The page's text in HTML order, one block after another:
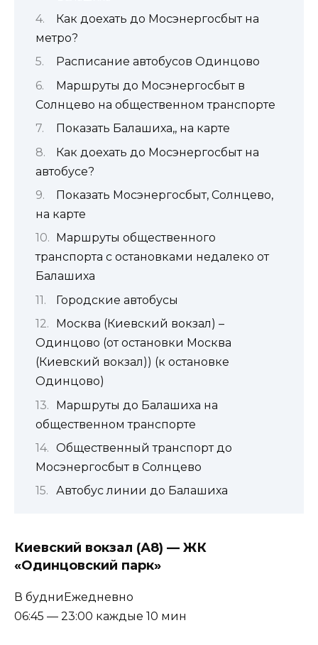
Как доехать до Мосэнергосбыт на
метро?
Расписание автобусов Одинцово
Маршруты до Мосэнергосбыт в
Солнцево на общественном транспорте
Показать Балашиха,, на карте
Как доехать до Мосэнергосбыт на
автобусе?
Показать Мосэнергосбыт, Солнцево,
на карте
Маршруты общественного
транспорта с остановками недалеко от
Балашиха
Городские автобусы
Москва (Киевский вокзал) –
Одинцово (от остановки Москва
(Киевский вокзал)) (к остановке
Одинцово)
Маршруты до Балашиха на
общественном транспорте
Общественный транспорт до
Мосэнергосбыт в Солнцево
Автобус линии до Балашиха
Киевский вокзал (А8) — ЖК
«Одинцовский парк»
В будниЕжедневно
06:45 — 23:00 каждые 10 мин